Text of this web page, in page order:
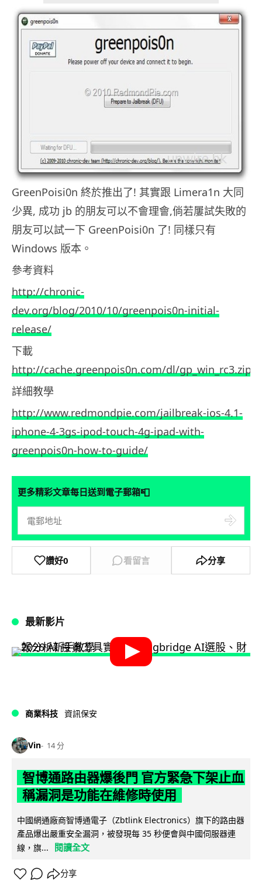
GreenPoisi0n 終於推出了! 其實跟 Limera1n 大同
少異, 成功 jb 的朋友可以不會理會,倘若屢試失敗的
朋友可以試一下 GreenPoisi0n 了! 同樣只有
Windows 版本。
參考資料
http://chronic-
dev.org/blog/2010/10/greenpois0n-initial-
release/
下載
http://cache.greenpois0n.com/dl/gp_win_rc3.zip
詳細教學
http://www.redmondpie.com/jailbreak-ios-4.1-
iphone-4-3gs-ipod-touch-4g-ipad-with-
greenpois0n-how-to-guide/
更多精彩文章每日送到電子郵箱📮
讚好0 看留言 分享
最新影片
商業科技 資訊保安
Vin 14 分
智博通路由器爆後門 官方緊急下架止血
稱漏洞是功能在維修時使用
中國網通廠商智博通電子（Zbtlink Electronics）旗下的路由器
產品爆出嚴重安全漏洞，被發現每 35 秒便會與中國伺服器連
線，旗...
閱讀全文
分享